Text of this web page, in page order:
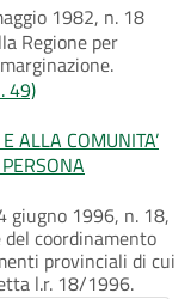
1982, n. 18
Regione per
49)
ALLA COMUNITA’
giugno 1996, n. 18,
coordinamento
provinciali di cui
l.r. 18/1996.